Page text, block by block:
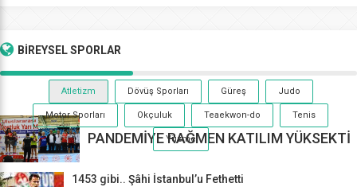
BİREYSELSPORLAR
Atletizm Dövüş Sporları Güreş Judo
Motor Sporları Okçuluk Teaekwon-do Tenis
Yüzme
PANDEMİYE RAĞMEN KATILIM YÜKSEKTİ
1453 gibi.. Şâhi İstanbul’u Fethetti